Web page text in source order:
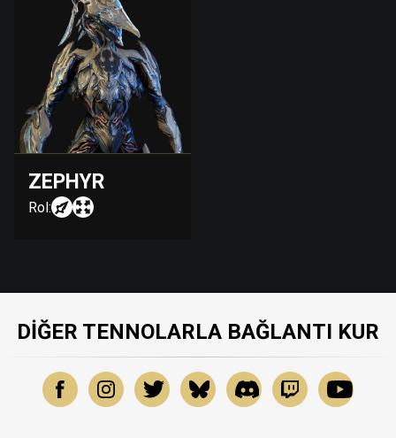
ZEPHYR
Rol:
DIĞER TENNOLARLA BAĞLANTI KUR